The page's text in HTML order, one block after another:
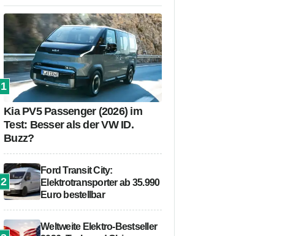
1
Kia PV5 Passenger (2026) im
Test: Besser als der VW ID.
Buzz?
2
Ford Transit City:
Elektrotransporter ab 35.990
Euro bestellbar
Weltweite Elektro-Bestseller